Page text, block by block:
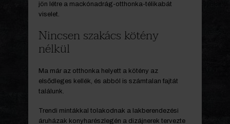
jön létre a mackónadrág-otthonka-télikabát
viselet.
Nincsen szakács kötény
nélkül
Ma már az otthonka helyett a kötény az
elsődleges kellék, és abból is számtalan fajtát
találunk.
Trendi mintákkal tolakodnak a lakberendezési
áruházak konyharészlegén a dizájnerek tervezte